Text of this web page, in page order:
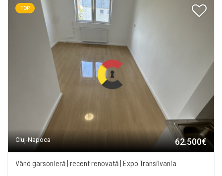
TOP
Cluj-Napoca 62.500€
Vând garsonieră | recent renovată | Expo Transilvania